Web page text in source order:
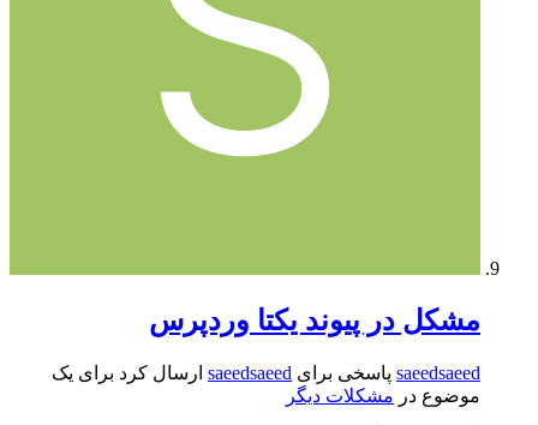
مشکل در پیوند یکتا وردپرس
saeedsaeed پاسخی برای saeedsaeed ارسال کرد برای یک
موضوع در مشکلات دیگر